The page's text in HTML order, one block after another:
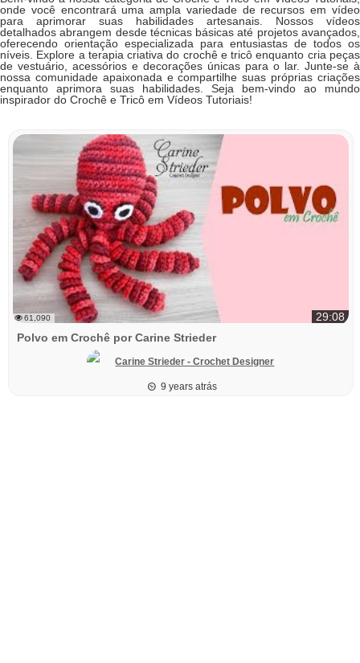
onde você encontrará uma ampla variedade de recursos em vídeo
para aprimorar suas habilidades artesanais. Nossos vídeos
detalhados abrangem desde técnicas básicas até projetos avançados,
oferecendo orientação especializada para entusiastas de todos os
níveis. Explore a terapia criativa do crochê e tricô enquanto cria peças
de vestuário, acessórios e decorações únicas para o lar. Junte-se à
nossa comunidade apaixonada e compartilhe suas próprias criações
enquanto aprimora suas habilidades. Seja bem-vindo ao mundo
inspirador do Crochê e Tricô em Vídeos Tutoriais!
61,090
29:08
Polvo em Crochê por Carine Strieder
Carine Strieder - Crochet Designer
9 years atrás